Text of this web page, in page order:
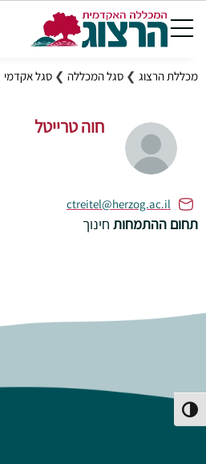
הפעל/כבה ניגודיות גבוהה
מכללת הרצוג ❯ סגל המכללה ❯ סגל אקדמי
חוה טרייטל
ctreitel@herzog.ac.il
תחום ההתמחות חינוך